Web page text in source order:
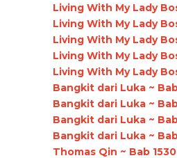
Living With My Lady
Living With My Lady
Living With My Lady
Living With My Lady
Living With My Lady
Bangkit dari Luka ~
Bangkit dari Luka ~
Bangkit dari Luka ~ Bab
Bangkit dari Luka ~
Thomas Qin ~ Bab 1530